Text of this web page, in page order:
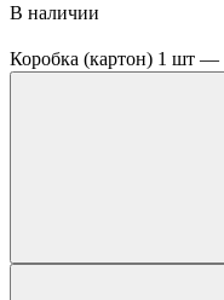
В наличии
Коробка (картон) 1 шт —